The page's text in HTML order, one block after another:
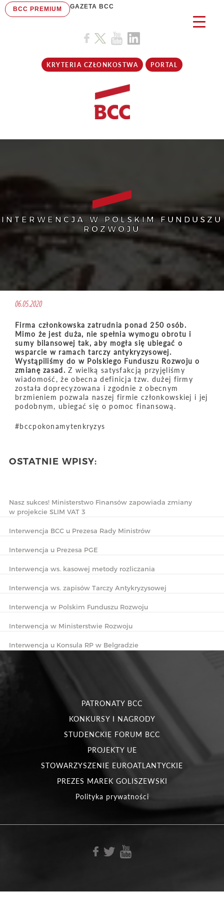
BCC PREMIUM GAZETA BCC
KRYTERIA CZŁONKOSTWA PORTAL
INTERWENCJA W POLSKIM FUNDUSZU
ROZWOJU
OSTATNIE WPISY:
Nasz sukces! Ministerstwo Finansów zapowiada zmiany
w projekcie SLIM VAT 3
Interwencja BCC u Prezesa Rady Ministrów
Interwencja u Prezesa PGE
Interwencja ws. kasowej metody rozliczania
Interwencja ws. zapisów Tarczy Antykryzysowej
Interwencja w Polskim Funduszu Rozwoju
Interwencja w Ministerstwie Rozwoju
Interwencja u Konsula RP w Belgradzie
06.05.2020
Firma członkowska zatrudnia ponad 250 osób.
Mimo że jest duża, nie spełnia wymogu obrotu i
sumy bilansowej tak, aby mogła się ubiegać o
wsparcie w ramach tarczy antykryzysowej.
Wystąpiliśmy do w Polskiego Funduszu Rozwoju o
zmianę zasad. Z wielką satysfakcją przyjęliśmy
wiadomość, że obecna definicja tzw. dużej firmy
została doprecyzowana i zgodnie z obecnym
brzmieniem pozwala naszej firmie członkowskiej i jej
podobnym, ubiegać się o pomoc finansową.
#bccpokonamytenkryzys
PATRONATY BCC
KONKURSY I NAGRODY
STUDENCKIE FORUM BCC
PROJEKTY UE
STOWARZYSZENIE EUROATLANTYCKIE
PREZES MAREK GOLISZEWSKI
Polityka prywatności